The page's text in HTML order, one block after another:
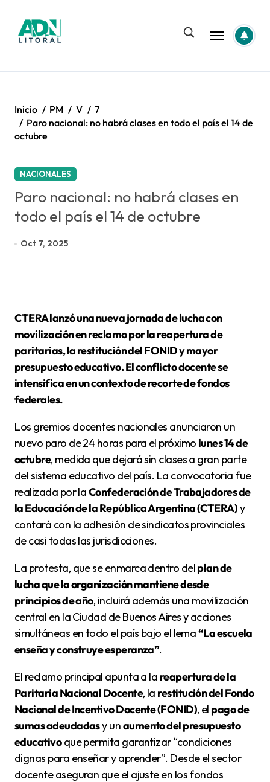
contenido
Inicio PM V
7
Paro nacional: no habrá clases en todo el país el 14 de
octubre
NACIONALES
Paro nacional: no habrá clases en
todo el país el 14 de octubre
Oct 7, 2025
CTERA lanzó una nueva jornada de lucha con
movilización en reclamo por la reapertura de
paritarias, la restitución del FONID y mayor
presupuesto educativo. El conflicto docente se
intensifica en un contexto de recorte de fondos
federales.
Los gremios docentes nacionales anunciaron un
nuevo paro de 24 horas para el próximo lunes 14 de
octubre, medida que dejará sin clases a gran parte
del sistema educativo del país. La convocatoria fue
realizada por laConfederación de Trabajadores de
la Educación de la República Argentina (CTERA)y
contará con la adhesión de sindicatos provinciales
de casi todas las jurisdicciones.
La protesta, que se enmarca dentro delplan de
lucha que la organización mantiene desde
principios de año, incluirá además una movilización
central en la Ciudad de Buenos Aires y acciones
simultáneas en todo el país bajo el lema“La escuela
enseña y construye esperanza”.
El reclamo principal apunta a la reapertura de la
Paritaria Nacional Docente, la restitución del Fondo
Nacional de Incentivo Docente (FONID), el pago de
sumas adeudadasy unaumento del presupuesto
educativoque permita garantizar “condiciones
dignas para enseñar y aprender”. Desde el sector
docente aseguran que el ajuste en los fondos